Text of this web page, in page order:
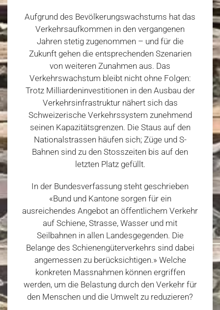
Aufgrund des Bevölkerungswachstums hat das
Verkehrsaufkommen in den vergangenen
Jahren stetig zugenommen – und für die
Zukunft gehen die entsprechenden Szenarien
von weiteren Zunahmen aus. Das
Verkehrswachstum bleibt nicht ohne Folgen:
Trotz Milliardeninvestitionen in den Ausbau der
Verkehrsinfrastruktur nähert sich das
Schweizerische Verkehrssystem zunehmend
seinen Kapazitätsgrenzen. Die Staus auf den
Nationalstrassen häufen sich; Züge und S-
Bahnen sind zu den Stosszeiten bis auf den
letzten Platz gefüllt.
In der Bundesverfassung steht geschrieben
«Bund und Kantone sorgen für ein
ausreichendes Angebot an öffentlichem Verkehr
auf Schiene, Strasse, Wasser und mit
Seilbahnen in allen Landesgegenden. Die
Belange des Schienengüterverkehrs sind dabei
angemessen zu berücksichtigen.» Welche
konkreten Massnahmen können ergriffen
werden, um die Belastung durch den Verkehr für
den Menschen und die Umwelt zu reduzieren?